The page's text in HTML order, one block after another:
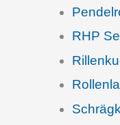
RHP